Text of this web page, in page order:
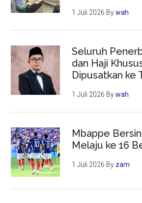
1 Juli 2026 Bywah
Seluruh
dan Haji
Dipusatkan ke
1 Juli 2026 Bywah
Mbappe
Melaju ke 16
1 Juli 2026 By zam